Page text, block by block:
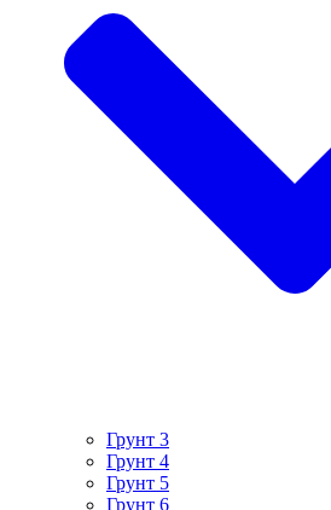
Грунт 3
Грунт 4
Грунт 5
Грунт 6